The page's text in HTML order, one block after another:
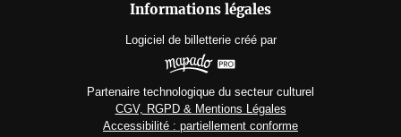
Informations légales
Logiciel de billetterie créé par
Partenaire technologique du secteur culturel
CGV, RGPD & Mentions Légales
Accessibilité : partiellement conforme